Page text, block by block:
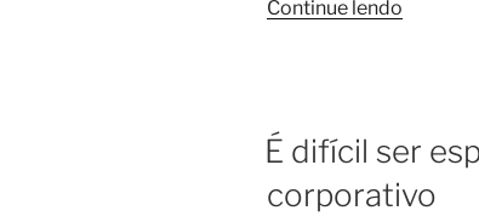
Continue lendo
É difícil ser
corporativo